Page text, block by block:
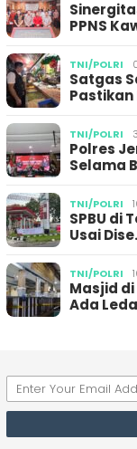
PPNS
TNI/POLRI
Satgas
Pastikan
TNI/POLRI
Polres
Selama
TNI/POLRI
SPBU di
Usai
TNI/POLRI
Masjid
Ada